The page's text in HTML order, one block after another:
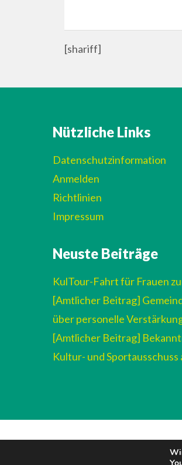
[shariff]
Nützliche Links
Datenschutzinformation
Anmelden
Richtlinien
Impressum
Neuste Beiträge
KulTour-Fahrt für Frauen
[Amtlicher Beitrag]
über personelle
[Amtlicher Beitrag]
Kultur- und Sportausschuss